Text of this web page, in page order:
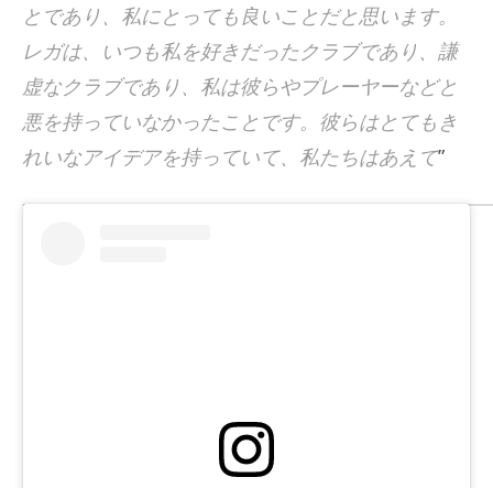
とであり、私にとっても良いことだと思います。
レガは、いつも私を好きだったクラブであり、謙
虚なクラブであり、私は彼らやプレーヤーなどと
悪を持っていなかったことです。彼らはとてもき
れいなアイデアを持っていて、私たちはあえて”